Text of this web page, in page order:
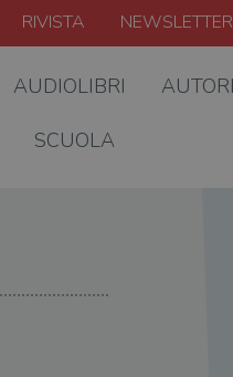
RIVISTA NEWSLETTER
AUDIOLIBRI AUTORI
SCUOLA